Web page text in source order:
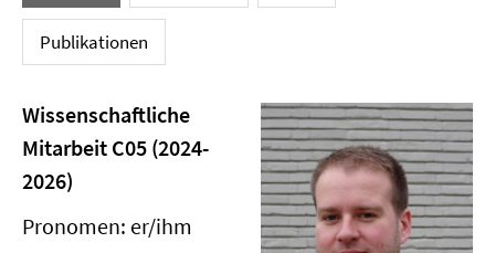
Publikationen
Wissenschaftliche
Mitarbeit C05 (2024-
2026)
Pronomen: er/ihm